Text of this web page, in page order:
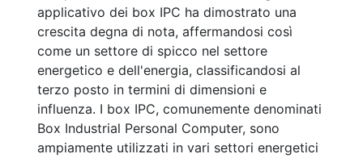
applicativo dei box IPC ha dimostrato una
crescita degna di nota, affermandosi così
come un settore di spicco nel settore
energetico e dell'energia, classificandosi al
terzo posto in termini di dimensioni e
influenza. I box IPC, comunemente denominati
Box Industrial Personal Computer, sono
ampiamente utilizzati in vari settori energetici